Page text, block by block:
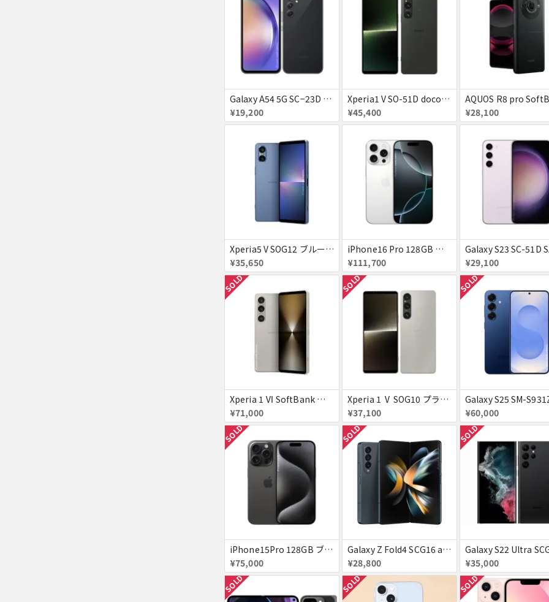
Galaxy A54 5G SC−23D docomo オーサムグラファイト 送料無料
¥19,200
Xperia1 V SO-51D docomo ブラック 送料無料
¥45,400
¥28,100
Xperia5 V SOG12 ブルー au 送料無料
¥35,650
iPhone16 Pro 128GB ホワイトチタニウム docomo 送料無料
¥111,700
¥29,100
SOLD
Xperia 1 Ⅵ SoftBank プラチナシルバー 送料無料
¥71,000
SOLD
Xperia 1 Ⅴ SOG10 プラチナシルバー au 送料無料
¥37,100
SOLD
¥60,000
SOLD
iPhone15Pro 128GB ブラックチタニウム au
¥75,000
SOLD
Galaxy Z Fold4 SCG16 au グレイグリーン 送料無料
¥28,800
SOLD
¥35,000
SOLD SOLD SOLD